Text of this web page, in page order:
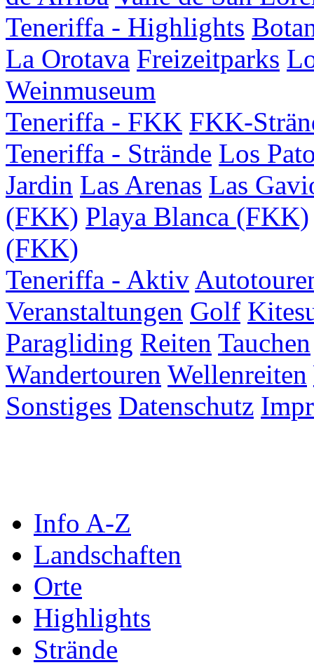
Teneriffa - Highlights
La Orotava Freizeitparks
Weinmuseum
Teneriffa - FKK FKK-
Teneriffa - Strände Los
Jardin Las Arenas Las
(FKK) Playa Blanca (FKK)
(FKK)
Teneriffa - Aktiv
Veranstaltungen Golf
Paragliding Reiten Tauchen
Wandertouren Wellenreiten
Sonstiges Datenschutz
Info A-Z
Landschaften
Orte
Highlights
Strände